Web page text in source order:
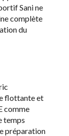
Sani ne
complète
du
flottante et
comme
temps
préparation